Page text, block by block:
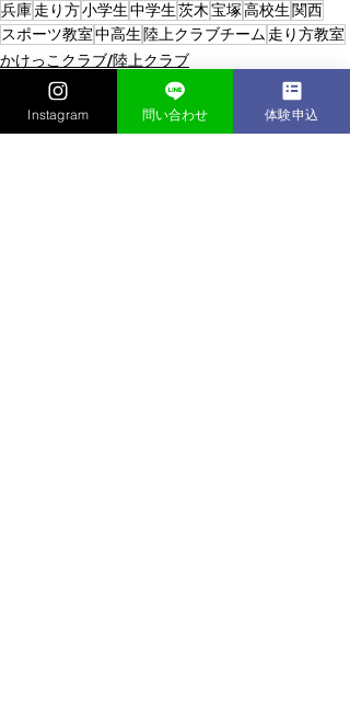
兵庫走り方小学生中学生茨木宝塚高校生 関西
スポーツ教室中高生 陸上クラブチーム 走り方教室
かけっこクラブ/陸上クラブ
Instagram 問い合わせ 体験申込